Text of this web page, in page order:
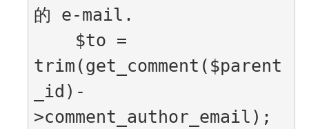
的 e-mail.
trim(get_comment($parent
_id)-
>comment_author_email);